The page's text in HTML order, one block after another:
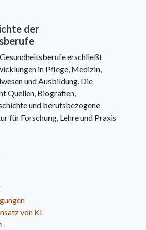
der
erschließt
in Pflege, Medizin,
und Ausbildung. Die
Quellen, Biografien,
und berufsbezogene
für Forschung, Lehre und Praxis
von KI